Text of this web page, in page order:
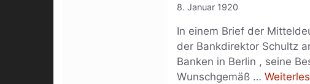
8. Januar 1920
In einem Brief der
der Bankdirektor Schultz
Banken in Berlin , seine
Wunschgemäß …